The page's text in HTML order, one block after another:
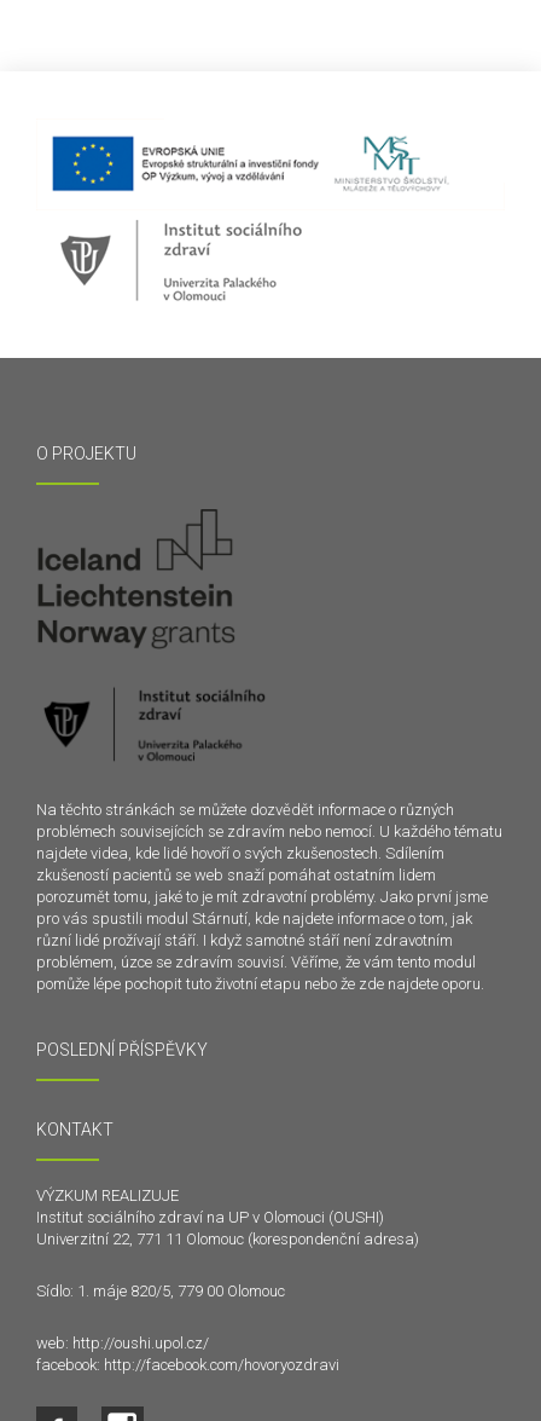
O PROJEKTU
Na těchto stránkách se můžete dozvědět informace o různých
problémech souvisejících se zdravím nebo nemocí. U každého tématu
najdete videa, kde lidé hovoří o svých zkušenostech. Sdílením
zkušeností pacientů se web snaží pomáhat ostatním lidem
porozumět tomu, jaké to je mít zdravotní problémy. Jako první jsme
pro vás spustili modul Stárnutí, kde najdete informace o tom, jak
různí lidé prožívají stáří. I když samotné stáří není zdravotním
problémem, úzce se zdravím souvisí. Věříme, že vám tento modul
pomůže lépe pochopit tuto životní etapu nebo že zde najdete oporu.
POSLEDNÍ PŘÍSPĚVKY
KONTAKT
VÝZKUM REALIZUJE
Institut sociálního zdraví na UP v Olomouci (OUSHI)
Univerzitní 22, 771 11 Olomouc (korespondenční adresa)
Sídlo: 1. máje 820/5, 779 00 Olomouc
web: http://oushi.upol.cz/
facebook: http://facebook.com/hovoryozdravi